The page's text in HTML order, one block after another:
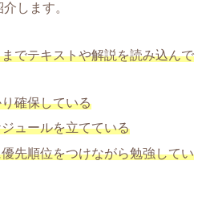
します。
でテキストや解説を読み込んで
確保している
ュールを立てている
先順位をつけながら勉強してい